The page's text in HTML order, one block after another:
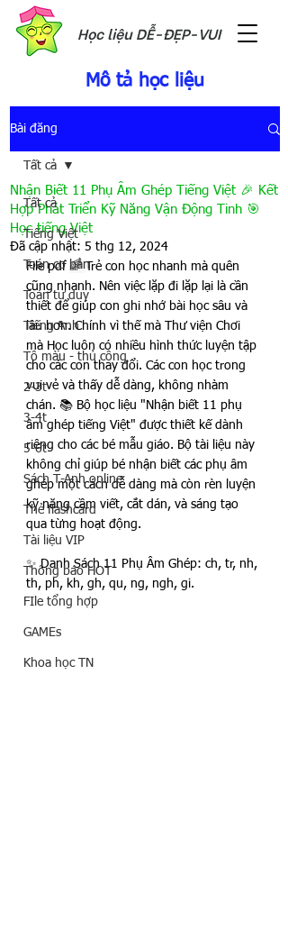
Học liệu DỄ-ĐẸP-VUI
Mô tả học liệu
Bài đăng
Tất cả
Tiếng Việt
Toán cơ bản
Toán tư duy
Tiếng Anh
Tô màu - thủ công
2-3t
3-4t
5-6t
Sách T-Anh online
Thẻ flashcard
Tài liệu VIP
Thông báo HOT
FIle tổng hợp
GAMEs
Khoa học TN
Tất cả
Nhận Biết 11 Phụ Âm Ghép Tiếng Việt 🎉 Kết
Hợp Phát Triển Kỹ Năng Vận Động Tinh 🎯
Học tiếng Việt
Đã cập nhật: 5 thg 12, 2024
File pdf 🌈 Trẻ con học nhanh mà quên
cũng nhanh. Nên việc lặp đi lặp lại là cần
thiết để giúp con ghi nhớ bài học sâu và
lâu hơn. Chính vì thế mà Thư viện Chơi
mà Học luôn có nhiều hình thức luyện tập
cho các con thay đổi. Các con học trong
vui vẻ và thấy dễ dàng, không nhàm
chán. 📚 Bộ học liệu "Nhận biết 11 phụ
âm ghép tiếng Việt" được thiết kế dành
riêng cho các bé mẫu giáo. Bộ tài liệu này
không chỉ giúp bé nhận biết các phụ âm
ghép một cách dễ dàng mà còn rèn luyện
kỹ năng cầm viết, cắt dán, và sáng tạo
qua từng hoạt động.
✨ Danh Sách 11 Phụ Âm Ghép: ch, tr, nh,
th, ph, kh, gh, qu, ng, ngh, gi.